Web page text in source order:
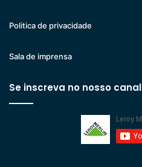
Politica de privacidade
Sala de imprensa
Se inscreva no nosso canal